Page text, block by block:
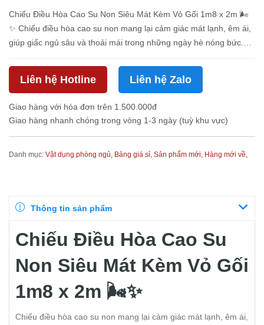
Chiếu Điều Hòa Cao Su Non Siêu Mát Kèm Vỏ Gối 1m8 x 2m 🌬️
✨ Chiếu điều hòa cao su non mang lại cảm giác mát lạnh, êm ái,
giúp giấc ngủ sâu và thoải mái trong những ngày hè nóng bức.
Liên hệ Hotline Liên hệ Zalo
Giao hàng với hóa đơn trên 1.500.000đ
Giao hàng nhanh chóng trong vòng 1-3 ngày (tuỳ khu vực)
Danh mục: Vật dụng phòng ngủ, Bảng giá sỉ, Sản phẩm mới, Hàng mới về,
Thông tin sản phẩm
Chiếu Điều Hòa Cao Su
Non Siêu Mát Kèm Vỏ Gối
1m8 x 2m 🌬️✨
Chiếu điều hòa cao su non mang lại cảm giác mát lạnh, êm ái,